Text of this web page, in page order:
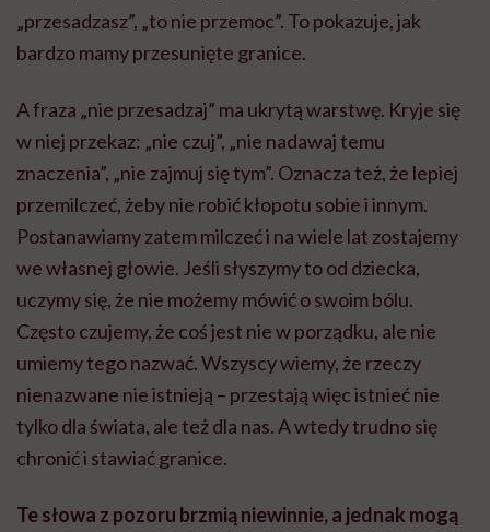
„przesadzasz”, „to nie przemoc”. To pokazuje, jak
bardzo mamy przesunięte granice.
A fraza „nie przesadzaj” ma ukrytą warstwę. Kryje się
w niej przekaz: „nie czuj”, „nie nadawaj temu
znaczenia”, „nie zajmuj się tym”. Oznacza też, że lepiej
przemilczeć, żeby nie robić kłopotu sobie i innym.
Postanawiamy zatem milczeć i na wiele lat zostajemy
we własnej głowie. Jeśli słyszymy to od dziecka,
uczymy się, że nie możemy mówić o swoim bólu.
Często czujemy, że coś jest nie w porządku, ale nie
umiemy tego nazwać. Wszyscy wiemy, że rzeczy
nienazwane nie istnieją – przestają więc istnieć nie
tylko dla świata, ale też dla nas. A wtedy trudno się
chronić i stawiać granice.
Te słowa z pozoru brzmią niewinnie, a jednak mogą